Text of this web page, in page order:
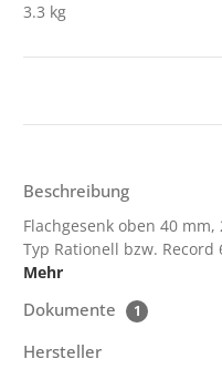
3.3 kg
Beschreibung
Flachgesenk oben 40
Typ Rationell bzw.
Mehr
Dokumente 1
Hersteller